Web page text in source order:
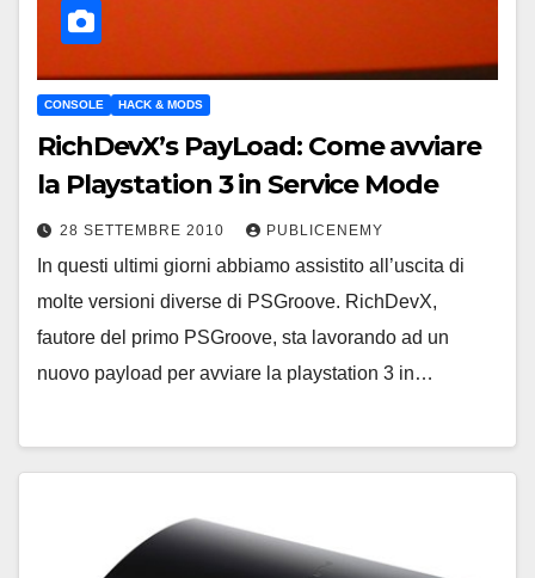
CONSOLE HACK & MODS
RichDevX’s PayLoad: Come avviare
la Playstation 3 in Service Mode
28 SETTEMBRE 2010 PUBLICENEMY
In questi ultimi giorni abbiamo assistito all’uscita di
molte versioni diverse di PSGroove. RichDevX,
fautore del primo PSGroove, sta lavorando ad un
nuovo payload per avviare la playstation 3 in…